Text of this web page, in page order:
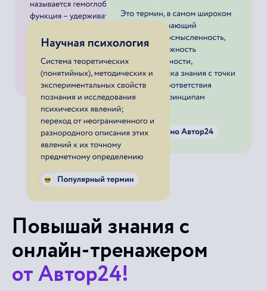
Повышай знания с
онлайн-тренажером
от Автор24!